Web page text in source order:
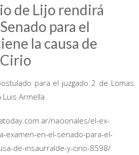
de Lijo rendirá
para el
la causa de
para el juzgado 2 de Lomas
Armella.
nacionales/el-ex-
examen-en-el-senado-para-el-
de-insaurralde-y-cirio-8598/